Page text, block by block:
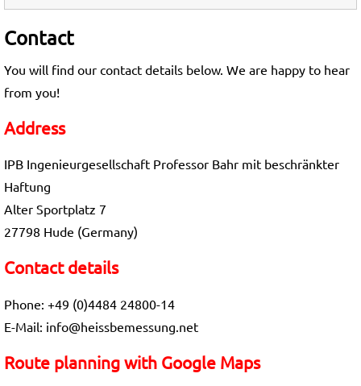
Contact
You will find our contact details below. We are happy to hear
from you!
Address
IPB Ingenieurgesellschaft Professor Bahr mit beschränkter
Haftung
Alter Sportplatz 7
27798 Hude (Germany)
Contact details
Phone: +49 (0)4484 24800-14
E-Mail: info@heissbemessung.net
Route planning with Google Maps